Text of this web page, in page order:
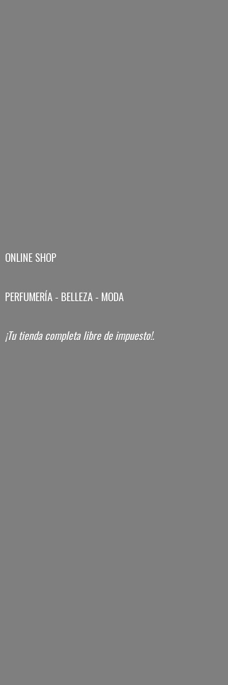
ONLINE SHOP
PERFUMERÍA - BELLEZA - MODA
¡Tu tienda completa librede impuesto!.